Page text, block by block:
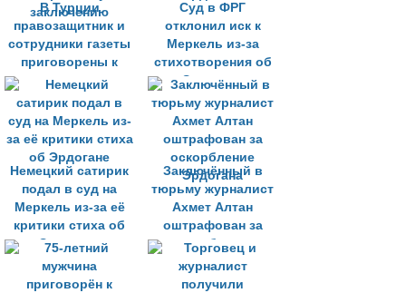
В Турции
правозащитник и
сотрудники газеты
приговорены к
тюремному
заключению
Суд в ФРГ
отклонил иск к
Меркель из-за
стихотворения об
Эрдогане
Немецкий сатирик
подал в суд на
Меркель из-за её
критики стиха об
Эрдогане
Заключённый в
тюрьму журналист
Ахмет Алтан
оштрафован за
оскорбление
Эрдогана